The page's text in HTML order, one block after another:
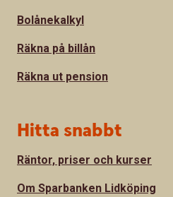
Bolånekalkyl
Räkna på billån
Räkna ut pension
Hitta snabbt
Räntor, priser och kurser
Om Sparbanken Lidköping